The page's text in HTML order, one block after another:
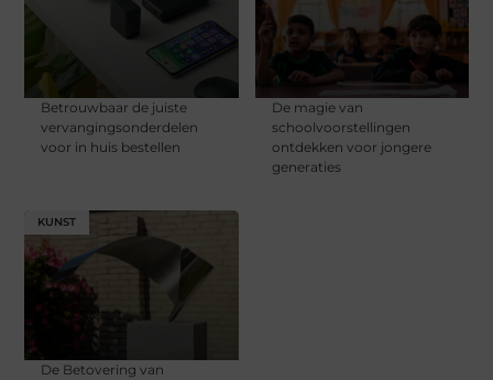
Betrouwbaar de juiste
vervangingsonderdelen
voor in huis bestellen
De magie van
schoolvoorstellingen
ontdekken voor jongere
generaties
KUNST
De Betovering van